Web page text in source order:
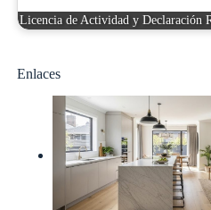
Licencia de Actividad y Declaración
Enlaces